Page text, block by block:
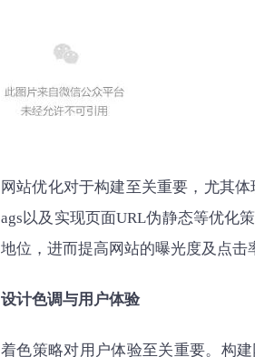
网站优化对于构建至关重要，尤其
ags以及实现页面URL伪静态等优化
地位，进而提高网站的曝光度及点击
设计色调与用户体验
着色策略对用户体验至关重要。构